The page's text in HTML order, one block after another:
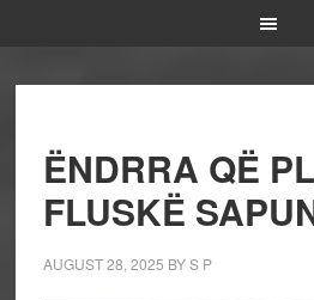
ËNDRRA QË
FLUSKË
AUGUST 28, 2025 BYS P